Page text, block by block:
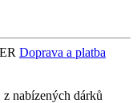
Doprava a platba
nabízených dárků